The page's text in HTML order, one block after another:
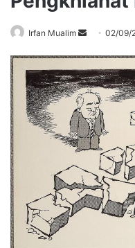
Irfan Mualim
Send02/09/